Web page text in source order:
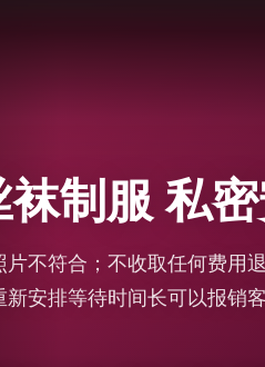
制服 私
片不符合；不收取任何费用
安排等待时间长可以报销